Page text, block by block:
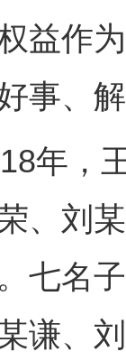
益作
事、解
，王
、刘
七名
谦、